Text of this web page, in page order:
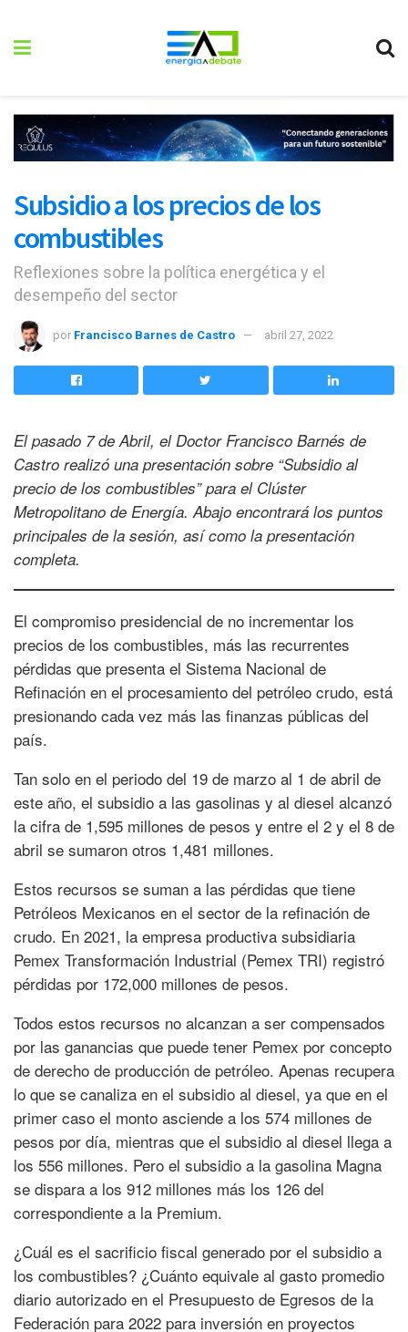
Subsidio a los precios de los
combustibles
Reflexiones sobre la política energética y el
desempeño del sector
por Francisco Barnes de Castro abril 27, 2022
El pasado 7 de Abril, el Doctor Francisco Barnés de
Castro realizó una presentación sobre “Subsidio al
precio de los combustibles” para el Clúster
Metropolitano de Energía. Abajo encontrará los puntos
principales de la sesión, así como la presentación
completa.
El compromiso presidencial de no incrementar los
precios de los combustibles, más las recurrentes
pérdidas que presenta el Sistema Nacional de
Refinación en el procesamiento del petróleo crudo, está
presionando cada vez más las finanzas públicas del
país.
Tan solo en el periodo del 19 de marzo al 1 de abril de
este año, el subsidio a las gasolinas y al diesel alcanzó
la cifra de 1,595 millones de pesos y entre el 2 y el 8 de
abril se sumaron otros 1,481 millones.
Estos recursos se suman a las pérdidas que tiene
Petróleos Mexicanos en el sector de la refinación de
crudo. En 2021, la empresa productiva subsidiaria
Pemex Transformación Industrial (Pemex TRI) registró
pérdidas por 172,000 millones de pesos.
Todos estos recursos no alcanzan a ser compensados
por las ganancias que puede tener Pemex por concepto
de derecho de producción de petróleo. Apenas recupera
lo que se canaliza en el subsidio al diesel, ya que en el
primer caso el monto asciende a los 574 millones de
pesos por día, mientras que el subsidio al diesel llega a
los 556 millones. Pero el subsidio a la gasolina Magna
se dispara a los 912 millones más los 126 del
correspondiente a la Premium.
¿Cuál es el sacrificio fiscal generado por el subsidio a
los combustibles? ¿Cuánto equivale al gasto promedio
diario autorizado en el Presupuesto de Egresos de la
Federación para 2022 para inversión en proyectos